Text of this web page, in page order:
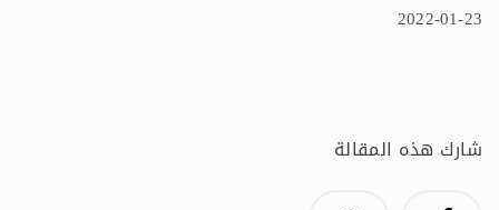
2022-01-23
شارك هذه المقالة